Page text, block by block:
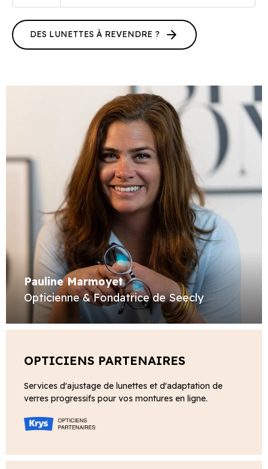
DES LUNETTES À REVENDRE ? arrow_forward
Pauline Marmoyet
Opticienne & Fondatrice de Seecly
OPTICIENS PARTENAIRES
Services d'ajustage de lunettes et d'adaptation de
verres progressifs pour vos montures en ligne.